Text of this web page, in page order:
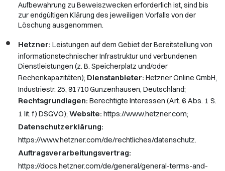
Aufbewahrung zu Beweiszwecken erforderlich ist, sind bis
zur endgültigen Klärung des jeweiligen Vorfalls von der
Löschung ausgenommen.
Hetzner: Leistungen auf dem Gebiet der Bereitstellung von
informationstechnischer Infrastruktur und verbundenen
Dienstleistungen (z. B. Speicherplatz und/oder
Rechenkapazitäten); Dienstanbieter: Hetzner Online GmbH,
Industriestr. 25, 91710 Gunzenhausen, Deutschland;
Rechtsgrundlagen: Berechtigte Interessen (Art. 6 Abs. 1 S.
1 lit. f) DSGVO); Website: https://www.hetzner.com;
Datenschutzerklärung:
https://www.hetzner.com/de/rechtliches/datenschutz.
Auftragsverarbeitungsvertrag:
https://docs.hetzner.com/de/general/general-terms-and-